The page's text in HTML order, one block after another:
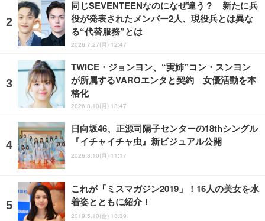
同じSEVENTEENなのになぜ違う？ 新たに兵
役が発表されたメンバー2人、現役兵とは異な
る“代替服務”とは
2026.7.27(月) 12:47
TWICE・ジョンヨン、“実姉”コン・スンヨン
が所属するVAROエンタと契約 女優活動を本
格化
2026.8.10(月) 13:47
日向坂46、正源司陽子センターの18thシングル
『イチャイチャ虫』新ビジュアル公開
2026.8.10(月) 11:17
これが「ミスマガジン2019」！16人の美女を水
着姿とともに紹介！
2019.5.10(金) 13:39